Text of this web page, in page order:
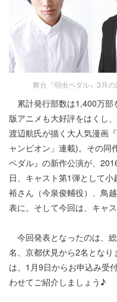
舞台『弱虫ペダル』3月
累計発行部数は1,400万
版アニメも大好評をはくし
渡辺航氏が描く大人気漫画
ャンピオン」連載)。その同
ペダル』の新作公演が、
日、キャスト第1弾として
裕さん（今泉俊輔役）、鳥
表に。そして今回は、キャ
今回発表となったのは、
名、京都伏見から2名となり
は、1月9日からお申込み受
わせてご紹介しましょう♪